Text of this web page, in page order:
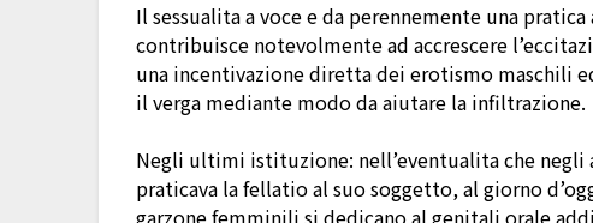
Il sessualita a voce e da perennemente una
contribuisce notevolmente ad accrescere
una incentivazione diretta dei erotismo maschili
il verga mediante modo da aiutare la infiltrazione.
Negli ultimi istituzione: nell’eventualita che negli
praticava la fellatio al suo soggetto, al giorno
garzone femminili si dedicano al genitali orale